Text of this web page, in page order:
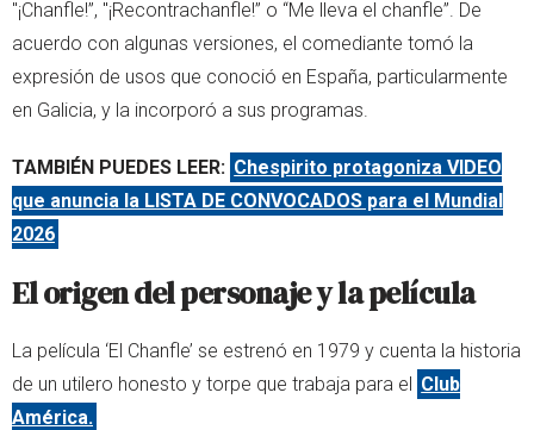
"¡Chanfle!”, "¡Recontrachanfle!” o “Me lleva el chanfle”. De
acuerdo con algunas versiones, el comediante tomó la
expresión de usos que conoció en España, particularmente
en Galicia, y la incorporó a sus programas.
TAMBIÉN PUEDES LEER: Chespirito protagoniza VIDEO
que anuncia la LISTA DE CONVOCADOS para el Mundial
2026
El origen del personaje y la película
La película ‘El Chanfle’ se estrenó en 1979 y cuenta la historia
de un utilero honesto y torpe que trabaja para el Club
América.